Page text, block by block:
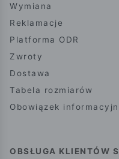
Wymiana
Reklamacje
Platforma ODR
Zwroty
Dostawa
Tabela rozmiarów
Obowiązek
OBSŁUGA KLIENTÓW